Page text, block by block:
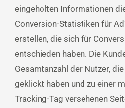
eingeholten Informationen
Conversion-Statistiken für
erstellen, die sich für
entschieden haben. Die
Gesamtanzahl der Nutzer,
geklickt haben und zu einer
Tracking-Tag versehenen